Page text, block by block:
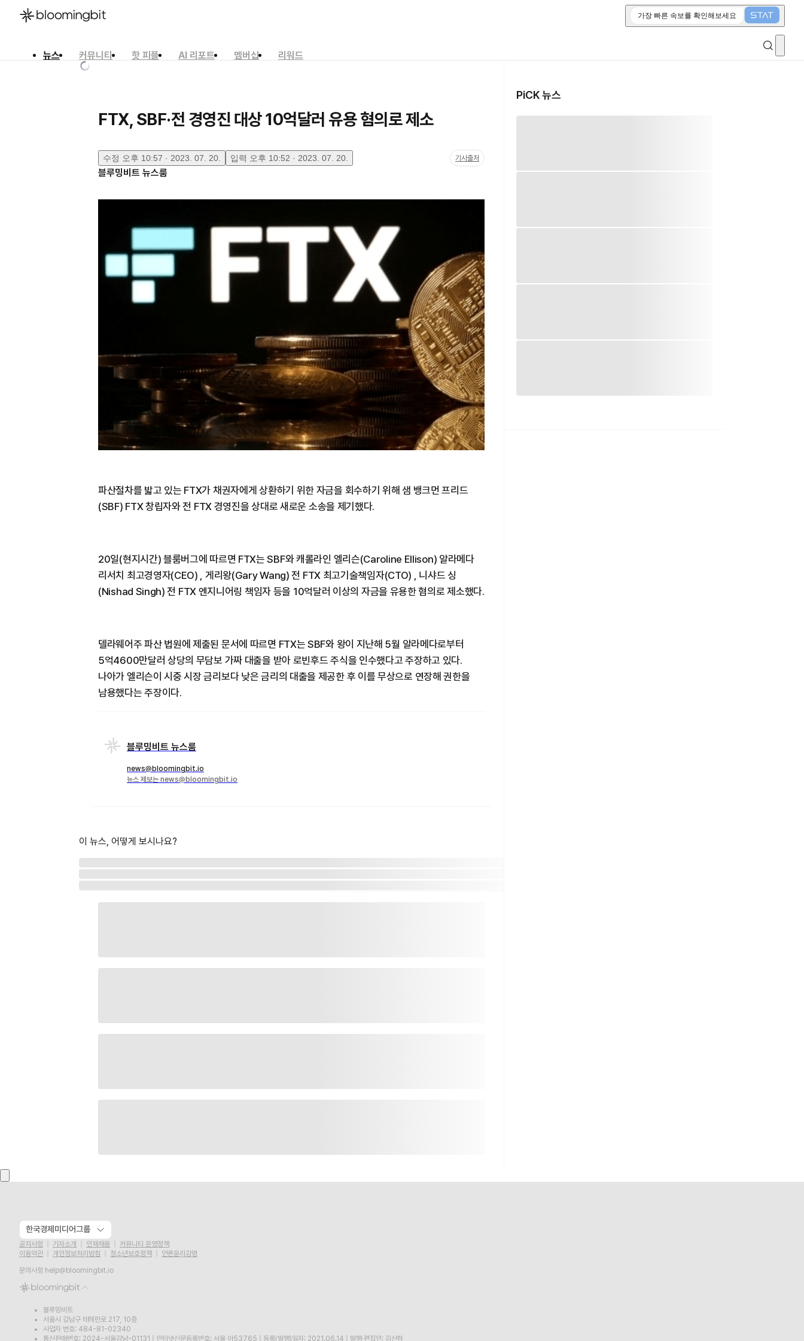
가장 빠른 속보를 확인해보세요
뉴스 커뮤니티 핫 피플 AI 리포트 멤버십
리워드
FTX, SBF·전 경영진 대상 10억달러 유용 혐의로 제소
수정 오후 10:57 · 2023. 07. 20. 입력 오후 10:52 · 2023. 07. 20. 기사출처
블루밍비트 뉴스룸
파산절차를 밟고 있는 FTX가 채권자에게 상환하기 위한 자금을 회수하기 위해 샘 뱅크먼 프리드
(SBF) FTX 창립자와 전 FTX 경영진을 상대로 새로운 소송을 제기했다.
20일(현지시간) 블룸버그에 따르면 FTX는 SBF와 캐롤라인 엘리슨(Caroline Ellison) 알라메다
리서치 최고경영자(CEO) , 게리왕(Gary Wang) 전 FTX 최고기술책임자(CTO) , 니샤드 싱
(Nishad Singh) 전 FTX 엔지니어링 책임자 등을 10억달러 이상의 자금을 유용한 혐의로 제소했다.
델라웨어주 파산 법원에 제출된 문서에 따르면 FTX는 SBF와 왕이 지난해 5월 알라메다로부터
5억4600만달러 상당의 무담보 가짜 대출을 받아 로빈후드 주식을 인수했다고 주장하고 있다.
나아가 엘리슨이 시중 시장 금리보다 낮은 금리의 대출을 제공한 후 이를 무상으로 연장해 권한을
남용했다는 주장이다.
블루밍비트 뉴스룸
news@bloomingbit.io
뉴스 제보는 news@bloomingbit.io
이 뉴스, 어떻게 보시나요?
PiCK 뉴스
한국경제미디어그룹
공지사항 기자소개 인재채용
커뮤니티 운영정책
이용약관
개인정보처리방침 청소년보호정책
언론윤리강령
문의사항 help@bloomingbit.io
블루밍비트
서울시 강남구 테헤란로 217, 10층
사업자 번호: 484-81-02340
통신판매번호: 2024-서울강남-01131
인터넷신문등록번호: 서울,아53765 등록(발행)일자: 2021.06.14 발행·편집인: 김산하